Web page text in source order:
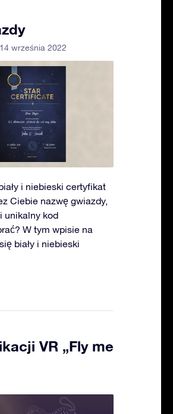
września 2022
i niebieski certyfikat
Ciebie nazwę gwiazdy,
unikalny kod
W tym wpisie na
biały i niebieski
VR „Fly me